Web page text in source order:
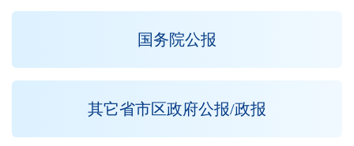
国务院公报
其它省市区政府公报/政报